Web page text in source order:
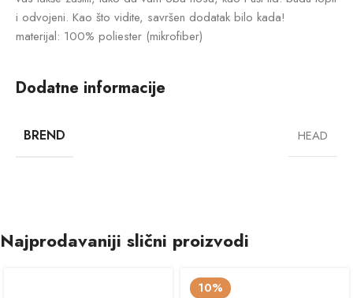
i odvojeni. Kao što vidite, savršen dodatak bilo kada!
materijal: 100% poliester (mikrofiber)
Dodatne informacije
BREND HEAD
Najprodavaniji slični proizvodi
10%